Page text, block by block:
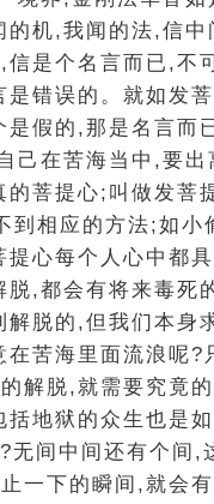
的机,我闻的法,信
是个名言而已,不
错误的。就如发
假的,那是名言而
己在苦海当中,要
的菩提心;叫做发菩
到相应的方法;如
心每个人心中都
,都会有将来毒死
脱的,但我们本身
苦海里面流浪呢?
解脱,就需要究竟
地狱的众生也是
无间中间还有个间,
一下的瞬间,就会